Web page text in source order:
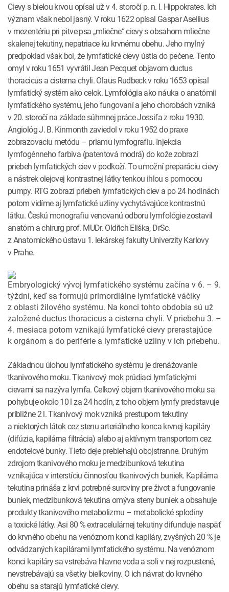
Cievy s bielou krvou opísal už v 4. storočí p. n. l. Hippokrates. Ich
význam však nebol jasný. V roku 1622 opísal Gaspar Asellius
v mezentériu pri pitve psa „mliečne“ cievy s obsahom mliečne
skalenej tekutiny, nepatriace ku krvnému obehu. Jeho mylný
predpoklad však bol, že lymfatické cievy ústia do pečene. Tento
omyl v roku 1651 vyvrátil Jean Pecquet objavom ductus
thoracicus a cisterna chyli. Olaus Rudbeck v roku 1653 opísal
lymfatický systém ako celok. Lymfológia ako náuka o anatómii
lymfatického systému, jeho fungovaní a jeho chorobách vzniká
v 20. storočí na základe súhrnnej práce Jossifa z roku 1930.
Angiológ J. B. Kinmonth zaviedol v roku 1952 do praxe
zobrazovaciu metódu – priamu lymfografiu. Injekcia
lymfogénneho farbiva (patentová modrá) do kože zobrazí
priebeh lymfatických ciev v podkoží. To umožní preparáciu cievy
a nástrek olejovej kontrastnej látky tenkou ihlou s pomocou
pumpy. RTG zobrazí priebeh lymfatických ciev a po 24 hodinách
potom vidíme aj lymfatické uzliny vychytávajúce kontrastnú
látku. Českú monografiu venovanú odboru lymfológie zostavil
anatóm a chirurg prof. MUDr. Oldřich Eliška, DrSc.
z Anatomického ústavu 1. lekárskej fakulty Univerzity Karlovy
v Prahe.
Embryologický vývoj lymfatického systému začína v 6. – 9.
týždni, keď sa formujú primordiálne lymfatické váčiky
z oblasti žilového systému. Na konci tohto obdobia sú už
založené ductus thoracicus a cisterna chyli. V priebehu 3. –
4. mesiaca potom vznikajú lymfatické cievy prerastajúce
k orgánom a do periférie a lymfatické uzliny v ich priebehu.
Základnou úlohou lymfatického systému je drenážovanie
tkanivového moku. Tkanivový mok prúdiaci lymfatickými
cievami sa nazýva lymfa. Celkový objem tkanivového moku sa
pohybuje okolo 10 l za 24 hodín, z toho objem lymfy predstavuje
približne 2 l. Tkanivový mok vzniká prestupom tekutiny
a niektorých látok cez stenu arteriálneho konca krvnej kapiláry
(difúzia, kapilárna filtrácia) alebo aj aktívnym transportom cez
endotelové bunky. Tieto deje prebiehajú obojstranne. Druhým
zdrojom tkanivového moku je medzibunková tekutina
vznikajúca v interstíciu činnosťou tkanivových buniek. Kapilárna
tekutina prináša z krvi potrebné suroviny pre život a fungovanie
buniek, medzibunková tekutina omýva steny buniek a obsahuje
produkty tkanivového metabolizmu – metabolické splodiny
a toxické látky. Asi 80 % extracelulárnej tekutiny difunduje naspäť
do krvného obehu na venóznom konci kapiláry, zvyšných 20 % je
odvádzaných kapilárami lymfatického systému. Na venóznom
konci kapiláry sa vstrebáva hlavne voda a soli v nej rozpustené,
nevstrebávajú sa všetky bielkoviny. O ich návrat do krvného
obehu sa starajú lymfatické cievy.